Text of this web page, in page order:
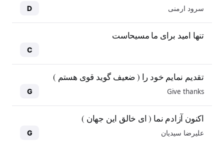
سرود ارمنی D
تنها امید برای ما مسیحاست
C
تقدیم نمایم خود را ( ضعیف گوید قوی هستم )
Give thanks
G
اکنون آزادم نما ( ای خالق این جهان )
علیرضا سیدیان G